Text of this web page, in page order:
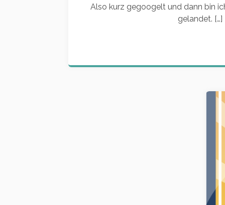
Also kurz gegoogelt und dann bin
gelandet. […]